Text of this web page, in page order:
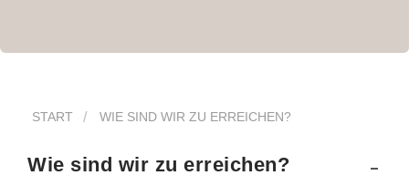
START WIE SIND WIR ZU ERREICHEN?
Wie sind wir zu erreichen?